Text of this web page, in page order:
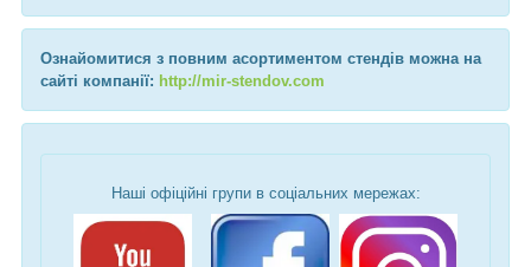
Ознайомитися з повним асортиментом стендів можна на
сайті компанії: http://mir-stendov.com
Наші офіційні групи в соціальних мережах: